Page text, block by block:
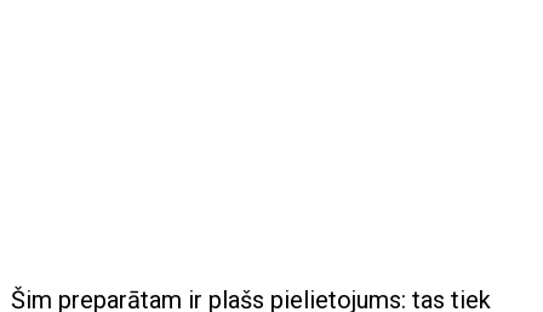
Šim preparātam ir plašs pielietojums: tas tiek